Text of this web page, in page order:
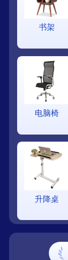
书架
电脑椅
升降桌